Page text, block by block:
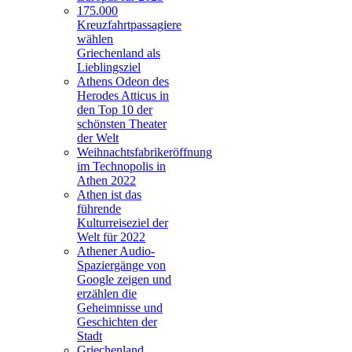
175.000
Kreuzfahrtpassagiere
wählen
Griechenland als
Lieblingsziel
Athens Odeon des
Herodes Atticus in
den Top 10 der
schönsten Theater
der Welt
Weihnachtsfabrikeröffnung
im Technopolis in
Athen 2022
Athen ist das
führende
Kulturreiseziel der
Welt für 2022
Athener Audio-
Spaziergänge von
Google zeigen und
erzählen die
Geheimnisse und
Geschichten der
Stadt